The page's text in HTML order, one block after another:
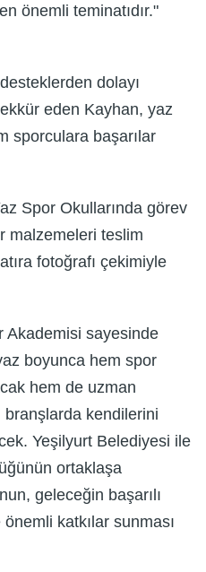
önemli teminatıdır."
dolayı
eden Kayhan, yaz
sporculara başarılar
Spor Okullarında görev
malzemeleri teslim
fotoğrafı çekimiyle
Akademisi sayesinde
boyunca hem spor
hem de uzman
branşlarda kendilerini
Yeşilyurt Belediyesi ile
ortaklaşa
geleceğin başarılı
katkılar sunması